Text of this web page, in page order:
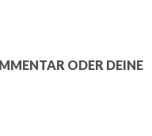
ODER DEINE